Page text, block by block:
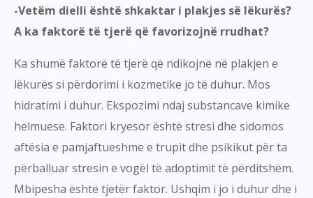
-Vetëm dielli është shkaktar i plakjes së lëkurës?
A ka faktorë të tjerë që favorizojnë rrudhat?
Ka shumë faktorë të tjerë që ndikojnë në plakjen e
lëkurës si përdorimi i kozmetike jo të duhur. Mos
hidratimi i duhur. Ekspozimi ndaj substancave kimike
helmuese. Faktori kryesor është stresi dhe sidomos
aftësia e pamjaftueshme e trupit dhe psikikut për ta
përballuar stresin e vogël të adoptimit të përditshëm.
Mbipesha është tjetër faktor. Ushqim i jo i duhur dhe i